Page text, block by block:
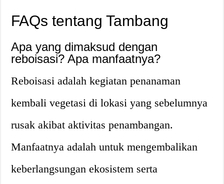
FAQs tentang Tambang
Apa yang dimaksud dengan
reboisasi? Apa manfaatnya?
Reboisasi adalah kegiatan penanaman
kembali vegetasi di lokasi yang sebelumnya
rusak akibat aktivitas penambangan.
Manfaatnya adalah untuk mengembalikan
keberlangsungan ekosistem serta